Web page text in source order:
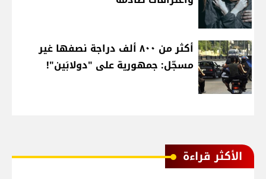
أكثر من ٨٠٠ ألف دراجة نصفها غير
مسجّل: جمهورية على "دولابَين"!
الأكثر قراءة